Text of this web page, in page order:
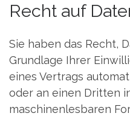
Recht auf
Sie haben das Recht,
Grundlage Ihrer
eines Vertrags
oder an einen Dritten
maschinenlesbaren